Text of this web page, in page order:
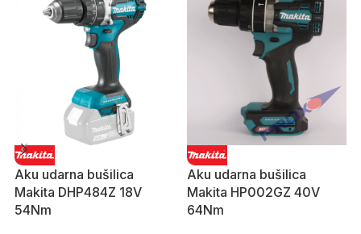
Aku udarna bušilica
Makita DHP484Z 18V
54Nm
Aku udarna bušilica
Makita HP002GZ 40V
64Nm